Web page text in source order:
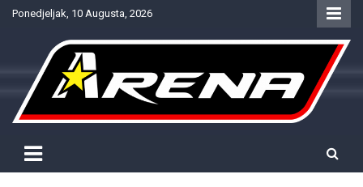
SkipPonedjeljak, 10 Augusta, 2026
NTV Arena